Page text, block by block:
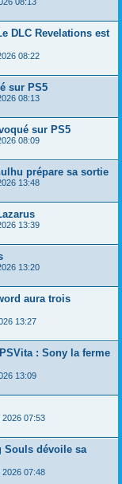
DLC Revelations est
08:22
sur PS5
08:13
sur PS5
08:09
prépare sa sortie
13:48
13:39
13:20
aura trois
13:27
: Sony la ferme
13:09
2026 07:53
Souls dévoile sa
2026 07:48